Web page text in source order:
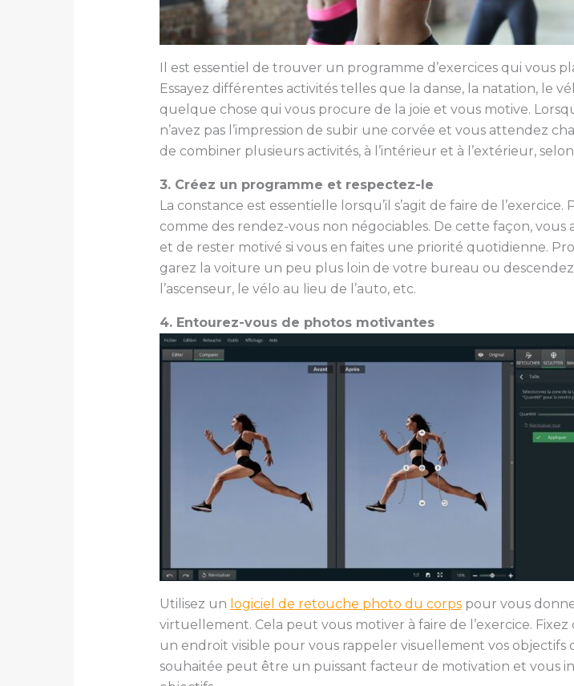
Il est essentiel de trouver un programme d’exercices qui vous
Essayez différentes activités telles que la danse, la natation, le
quelque chose qui vous procure de la joie et vous motive.
n’avez pas l’impression de subir une corvée et vous attendez
de combiner plusieurs activités, à l’intérieur et à l’extérieur, selon
3. Créez un programme et respectez-le
La constance est essentielle lorsqu’il s’agit de faire de
comme des rendez-vous non négociables. De cette façon,
et de rester motivé si vous en faites une priorité quotidienne.
garez la voiture un peu plus loin de votre bureau ou
l’ascenseur, le vélo au lieu de l’auto, etc.
4. Entourez-vous de photos motivantes
Utilisez un logiciel de retouche photo du corpspour vous
virtuellement. Cela peut vous motiver à faire de l’exercice.
un endroit visible pour vous rappeler visuellement vos objectifs
souhaitée peut être un puissant facteur de motivation et vous